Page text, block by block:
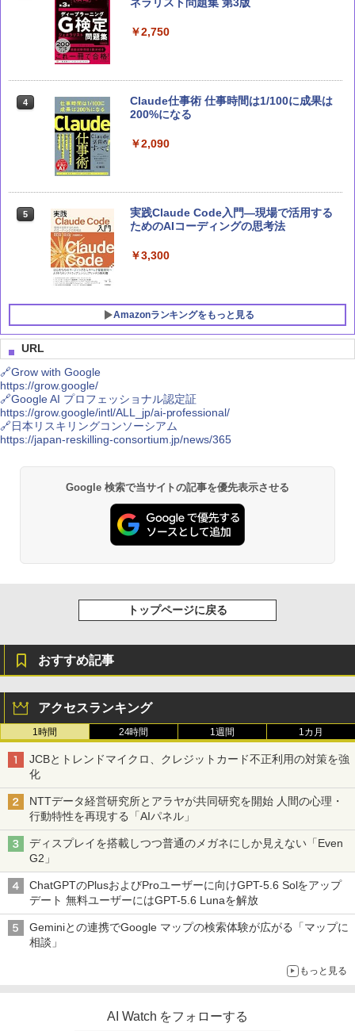
軍事力、テクノロジーの未来
￥3,300
4
Claude 最強のAI自動化術 (AI仕事術シリ
ーズ)
￥2,640
5 Microsoft 365 Copilot活用大全
￥2,750
4
Claude仕事術 仕事時間は1/100に成果は
200%になる
￥2,090
5
実践Claude Code入門―現場で活用する
ためのAIコーディングの思考法
￥3,300
Amazonランキングをもっと見る
1
X OC グラフィックスボード VD9071
￥114,800
載 グラフィックボード 16GB デュアル
ファン 【国内正規品】 RD-RX9060XT-E
16GB/DF
￥65,000
MSI GeForce RTX 5070 Ti 16G GAMIN
￥191,717
4
【Amazon.co.jp限定】MSI GeForce R
TX 5060 Ti 16G VENTUS 2X OC PLUS
A5クリアファイル同梱版 グラフィック
￥110,909
TRIO OC グラフィックスカード VD8975
￥245,939
1
製) デスクトップ用メモリ 16GBX2枚 D
DR4-3200 メーカー制限付無期限保証CP
2K16G4DFRA32A【国内正規代理店品】
シー・エフ・デー販売 CFD販売 CFD St
andard デスクトップ用 メモリ DDR4 32
00 (PC4-25600) 16GB×2枚 288pin DIM
ー・エフ・デー販売 CFD Standard W5
U5600CS-32GC46F
￥96,800
ELTA RGB DDR5 6000MHz 32GB (16G
Bx2枚) CL38 PC5-48000 デスクトップ
用 メモリ ホワイト Intel XMP3.0 / AMD
EXPO 両対応【TEAMジャパン 国内正規
品・メーカー無期限保証】FF4D532G60
￥76,880
6GB) 288Pin 1.2V CL22 SP016GBLFU
￥18,280
URL
🔗Grow with Google
https://grow.google/
🔗Google AI プロフェッショナル認定証
https://grow.google/intl/ALL_jp/ai-professional/
🔗日本リスキリングコンソーシアム
https://japan-reskilling-consortium.jp/news/365
Google 検索で当サイトの記事を優先表示させる
トップページに戻る
おすすめ記事
アクセスランキング
1時間 24時間 1週間 1カ月
JCBとトレンドマイクロ、クレジットカード不正利用の対策を強
化
NTTデータ経営研究所とアラヤが共同研究を開始 人間の心理・
行動特性を再現する「AIパネル」
ディスプレイを搭載しつつ普通のメガネにしか見えない「Even
G2」
ChatGPTのPlusおよびProユーザーに向けGPT-5.6 Solをアップ
デート 無料ユーザーにはGPT-5.6 Lunaを解放
Geminiとの連携でGoogle マップの検索体験が広がる「マップに
相談」
もっと見る
AI Watch をフォローする